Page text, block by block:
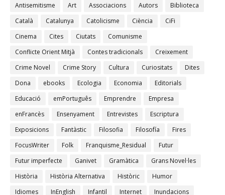
Antisemitisme
Art Associacions Autors
Biblioteca
Català
Catalunya Catolicisme Ciència
CiFi
Cinema
Cites Ciutats
Comunisme
Conflicte Orient Mitjà
Contes tradicionals
Creixement
Crime Novel
Crime Story Cultura Curiositats
Dites
Dona
ebooks Ecologia Economia
Editorials
Educació
emPortuguês Emprendre
Empresa
enFrancès
Ensenyament Entrevistes
Escriptura
Exposicions
Fantàstic Filosofia Filosofía
Fires
FocusWriter
Folk Franquisme_Residual
Futur
Futur imperfecte
Ganivet Gramàtica
Grans Novel·les
Història
Història Alternativa Històric
Humor
Idiomes
InEnglish Infantil Internet
Inundacions